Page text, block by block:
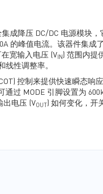
成降压 DC/DC 电源模块，
的峰值电流。该器件集成
宽输入电压 (V IN ) 范围内提
线性调整率。
控制来提供快速瞬态响
通过 MODE 引脚设置为
出电压 (VOUT ) 如何变化，开
时间 (t
29 (7mmx7mmx4.4mm) 封